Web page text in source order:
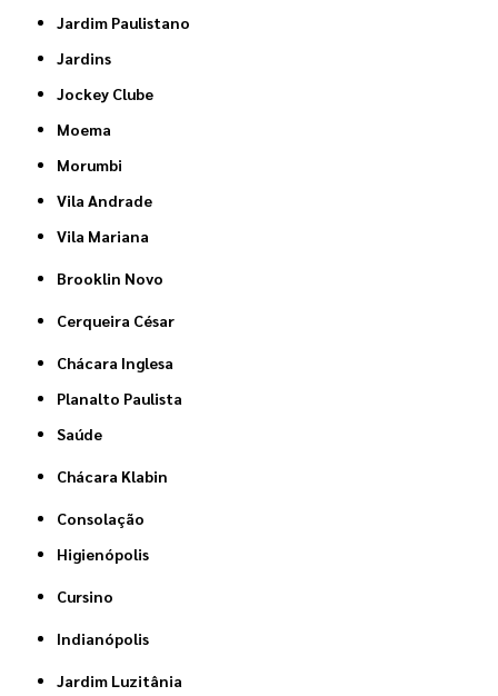
Jardim Paulistano
Jardins
Jockey Clube
Moema
Morumbi
Vila Andrade
Vila Mariana
Brooklin Novo
Cerqueira César
Chácara Inglesa
Planalto Paulista
Saúde
Chácara Klabin
Consolação
Higienópolis
Cursino
Indianópolis
Jardim Luzitânia